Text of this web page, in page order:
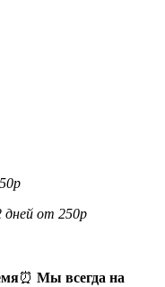
дней от 250р
⏰ Мы всегда на